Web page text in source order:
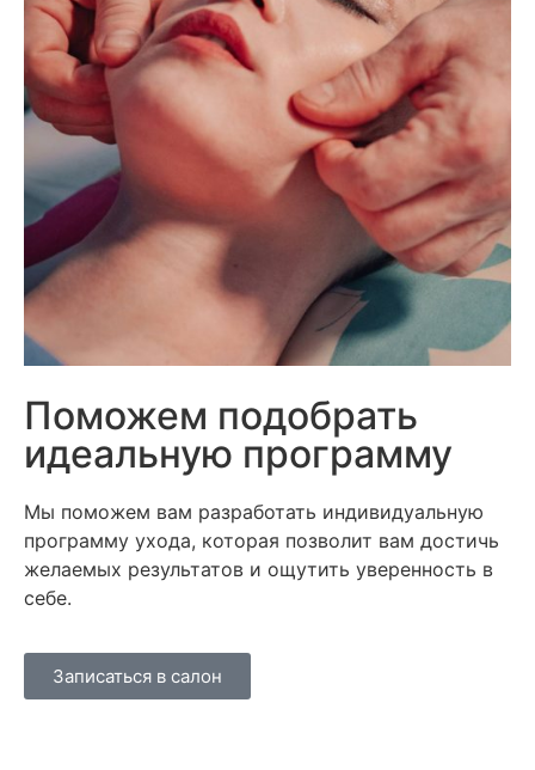
Поможем подобрать
идеальную программу
Мы поможем вам разработать индивидуальную
программу ухода, которая позволит вам достичь
желаемых результатов и ощутить уверенность в
себе.
Записаться в салон